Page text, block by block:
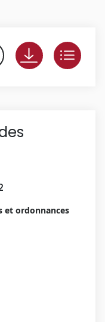
et ordonnances